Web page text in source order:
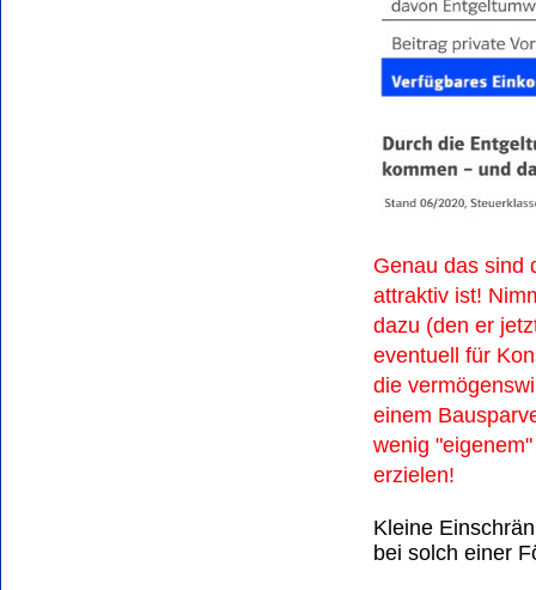
Genau das sind
attraktiv ist!
dazu (den er
eventuell für
die
einem
wenig
erzielen!
Kleine
bei solch einer